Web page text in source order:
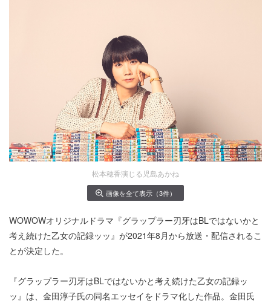
松本穂香演じる児島あかね
画像を全て表示（3件）
WOWOWオリジナルドラマ『グラップラー刃牙はBLではないかと
考え続けた⼄⼥の記録ッッ』が2021年8月から放送・配信されるこ
とが決定した。
『グラップラー刃牙はBLではないかと考え続けた⼄⼥の記録ッ
ッ』は、⾦田淳⼦氏の同名エッセイをドラマ化した作品。金田氏